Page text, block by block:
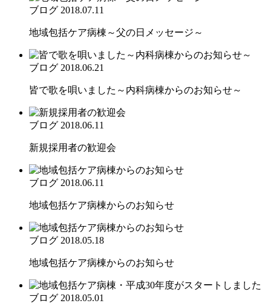
ブログ 2018.07.11
地域包括ケア病棟～父の日メッセージ～
ブログ 2018.06.21
皆で歌を唄いました～内科病棟からのお知らせ～
ブログ 2018.06.11
新規採用者の歓迎会
ブログ 2018.06.11
地域包括ケア病棟からのお知らせ
ブログ 2018.05.18
地域包括ケア病棟からのお知らせ
ブログ 2018.05.01